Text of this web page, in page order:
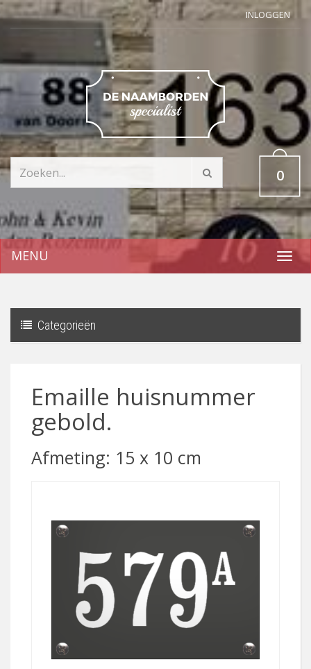
INLOGGEN
0
MENU
Categorieën
Emaille huisnummer
gebold.
Afmeting: 15 x 10 cm